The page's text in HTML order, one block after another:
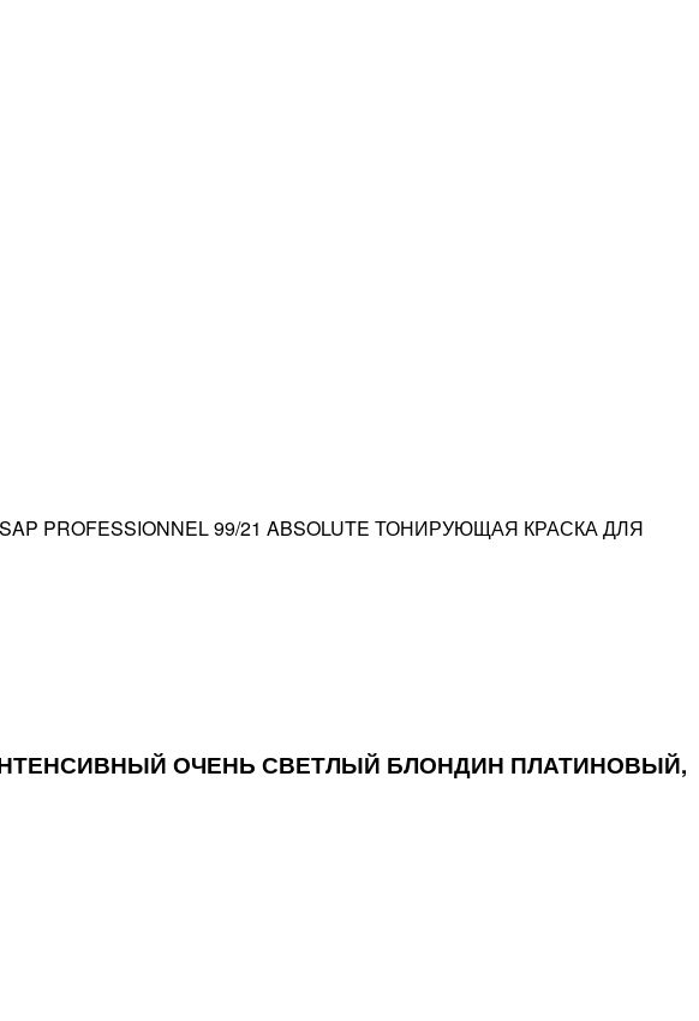
PROFESSIONNEL 99/21 ABSOLUTE ТОНИРУЮЩАЯ КРАСКА ДЛЯ
ИНТЕНСИВНЫЙ ОЧЕНЬ СВЕТЛЫЙ БЛОНДИН ПЛАТИНОВЫЙ,